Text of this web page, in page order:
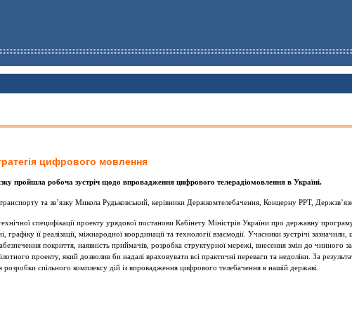
цифрового мовлення
пройшла робоча зустріч щодо впровадження цифрового телерадіомовлення в Україні.
та зв’язку Микола Рудьковський, керівники Держкомтелебачення, Концерну РРТ,
специфікації проекту урядової постанови Кабінету Міністрів України про державну
графіку її реалізації, міжнародної координації та технології взаємодії. Учасники зустрічі
покриття, наявність приймачів, розробка структурної мережі, внесення змін до чинного
проекту, який дозволив би надалі враховувати всі практичні переваги та недоліки. За
спільного комплексу дій із впровадження цифрового телебачення в нашій державі.